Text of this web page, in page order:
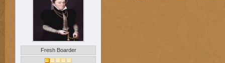
Fresh Boarder